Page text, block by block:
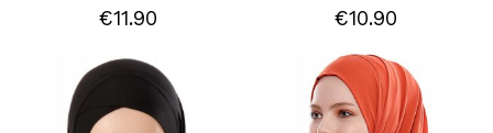
€11.90 €10.90